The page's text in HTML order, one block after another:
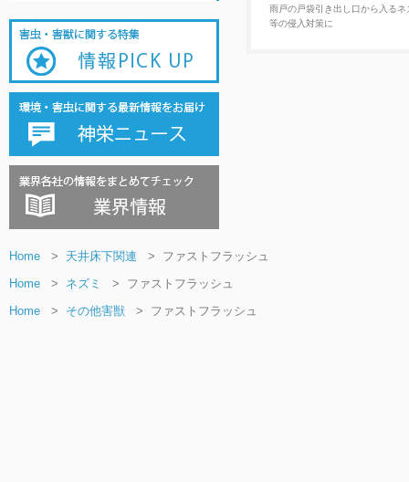
雨戸の戸袋引き出し口から入るネ
等の侵入対策に
Home > 天井床下関連 >
ファストフラッシュ
Home
> ネズミ >
ファストフラッシュ
Home
> その他害獣 > ファストフラッシュ